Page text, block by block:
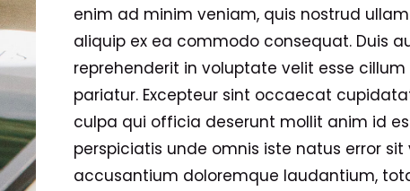
enim ad minim veniam, quis nostrud
aliquip ex ea commodo consequat. Duis
reprehenderit in voluptate velit esse
pariatur. Excepteur sint occaecat
culpa qui officia deserunt mollit anim id
perspiciatis unde omnis iste natus error
accusantium doloremque laudantium,